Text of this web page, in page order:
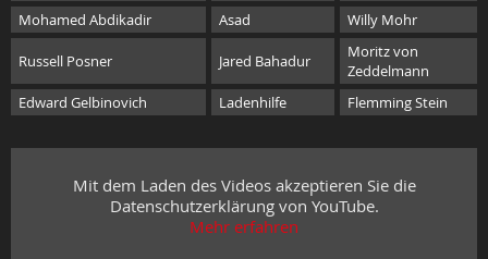
Mohamed Abdikadir
Asad Willy Mohr
Russell Posner Jared Bahadur
Moritz von
Zeddelmann
Edward Gelbinovich
Ladenhilfe Flemming Stein
Mit dem Laden des Videos akzeptieren Sie die
Datenschutzerklärung von YouTube.
Mehr erfahren